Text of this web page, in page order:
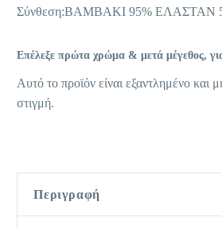
Σύνθεση:ΒΑΜΒΑΚΙ 95% ΕΛΑΣΤΑΝ
Επέλεξε πρώτα χρώμα & μετά μέγεθος,
Αυτό το προϊόν είναι εξαντλημένο και
στιγμή.
Περιγραφή